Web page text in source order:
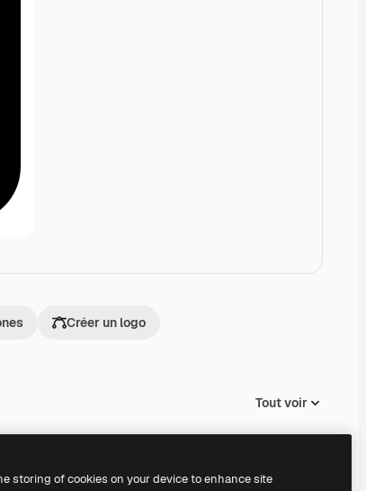
Créer un logo
Tout voir
storing of cookies on your device to enhance site